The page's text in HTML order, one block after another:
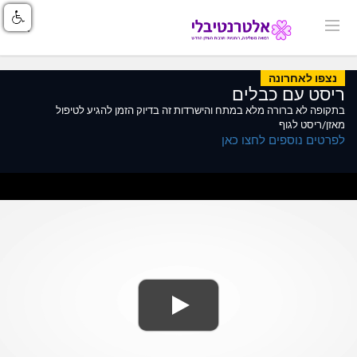
נצפו לאחרונה
ריסט עם כבלים
בתקופה לא ברורה מלא במתח והישרדות זה בדיוק הזמן להגיע לטיפול
מאזן/ריסט לגוף
לפרטים נוספים לחצו כאן